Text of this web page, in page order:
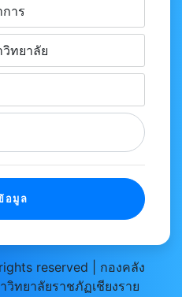
าร
ทยาลัย
อมูล
reserved | กองคลัง
ทยาลัยราชภัฏเชียงราย